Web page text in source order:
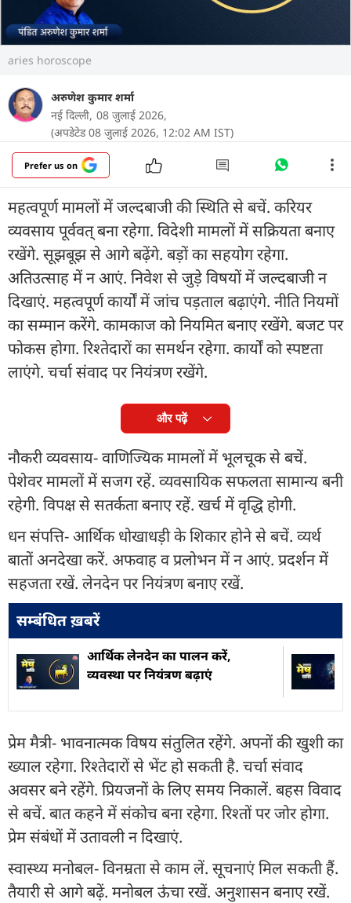
aries horoscope
अरुणेश कुमार शर्मा
नई दिल्ली, 08 जुलाई 2026,
(अपडेटेड 08 जुलाई 2026, 12:02 AM IST)
Prefer us on
महत्वपूर्ण मामलों में जल्दबाजी की स्थिति से बचें. करियर
व्यवसाय पूर्ववत् बना रहेगा. विदेशी मामलों में सक्रियता बनाए
रखेंगे. सूझबूझ से आगे बढ़ेंगे. बड़ों का सहयोग रहेगा.
अतिउत्साह में न आएं. निवेश से जुड़े विषयों में जल्दबाजी न
दिखाएं. महत्वपूर्ण कार्यों में जांच पड़ताल बढ़ाएंगे. नीति नियमों
का सम्मान करेंगे. कामकाज को नियमित बनाए रखेंगे. बजट पर
फोकस होगा. रिश्तेदारों का समर्थन रहेगा. कार्यों को स्पष्टता
लाएंगे. चर्चा संवाद पर नियंत्रण रखेंगे.
और पढ़ें
नौकरी व्यवसाय- वाणिज्यिक मामलों में भूलचूक से बचें.
पेशेवर मामलों में सजग रहें. व्यवसायिक सफलता सामान्य बनी
रहेगी. विपक्ष से सतर्कता बनाए रहें. खर्च में वृद्धि होगी.
धन संपत्ति- आर्थिक धोखाधड़ी के शिकार होने से बचें. व्यर्थ
बातों अनदेखा करें. अफवाह व प्रलोभन में न आएं. प्रदर्शन में
सहजता रखें. लेनदेन पर नियंत्रण बनाए रखें.
सम्बंधित ख़बरें
आर्थिक लेनदेन का पालन करें,
व्यवस्था पर नियंत्रण बढ़ाएं
प्रेम मैत्री- भावनात्मक विषय संतुलित रहेंगे. अपनों की खुशी का
ख्याल रहेगा. रिश्तेदारों से भेंट हो सकती है. चर्चा संवाद
अवसर बने रहेंगे. प्रियजनों के लिए समय निकालें. बहस विवाद
से बचें. बात कहने में संकोच बना रहेगा. रिश्तों पर जोर होगा.
प्रेम संबंधों में उतावली न दिखाएं.
स्वास्थ्य मनोबल- विनम्रता से काम लें. सूचनाएं मिल सकती हैं.
तैयारी से आगे बढ़ें. मनोबल ऊंचा रखें. अनुशासन बनाए रखें.